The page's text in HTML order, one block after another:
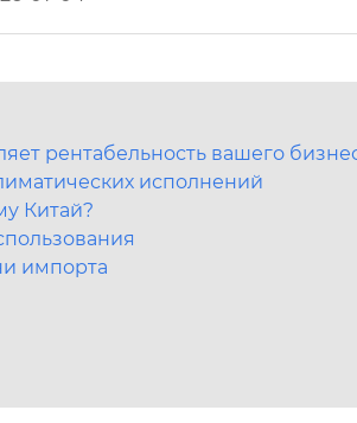
рентабельность вашего
исполнений
Китай?
импорта